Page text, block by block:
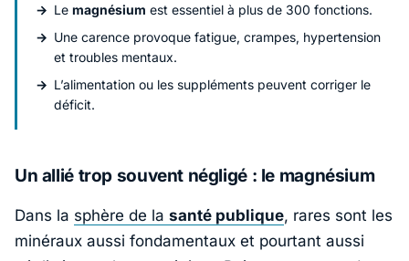
Le magnésium est essentiel à plus de 300 fonctions.
Une carence provoque fatigue, crampes, hypertension
et troubles mentaux.
L’alimentation ou les suppléments peuvent corriger le
déficit.
Un allié trop souvent négligé : le magnésium
Dans la sphère de la santé publique, rares sont les
minéraux aussi fondamentaux et pourtant aussi